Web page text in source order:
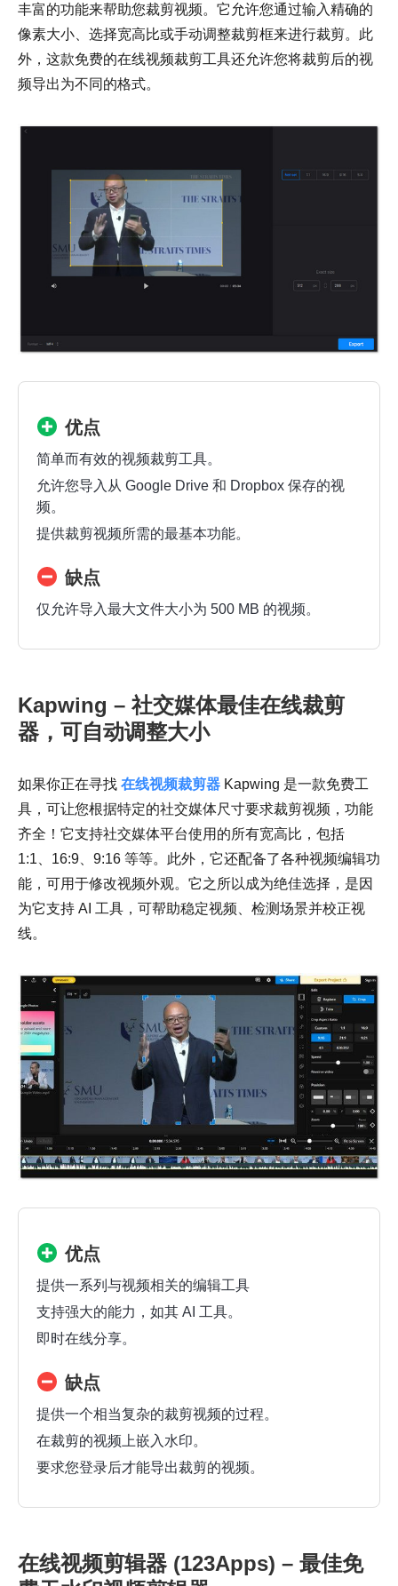
丰富的功能来帮助您裁剪视频。它允许您通过输入精确的
像素大小、选择宽高比或手动调整裁剪框来进行裁剪。此
外，这款免费的在线视频裁剪工具还允许您将裁剪后的视
频导出为不同的格式。
优点
简单而有效的视频裁剪工具。
允许您导入从 Google Drive 和 Dropbox 保存的视
频。
提供裁剪视频所需的最基本功能。
缺点
仅允许导入最大文件大小为 500 MB 的视频。
Kapwing – 社交媒体最佳在线裁剪
器，可自动调整大小
如果你正在寻找 在线视频裁剪器 Kapwing 是一款免费工
具，可让您根据特定的社交媒体尺寸要求裁剪视频，功能
齐全！它支持社交媒体平台使用的所有宽高比，包括
1:1、16:9、9:16 等等。此外，它还配备了各种视频编辑功
能，可用于修改视频外观。它之所以成为绝佳选择，是因
为它支持 AI 工具，可帮助稳定视频、检测场景并校正视
线。
优点
提供一系列与视频相关的编辑工具
支持强大的能力，如其 AI 工具。
即时在线分享。
缺点
提供一个相当复杂的裁剪视频的过程。
在裁剪的视频上嵌入水印。
要求您登录后才能导出裁剪的视频。
在线视频剪辑器 (123Apps) – 最佳免